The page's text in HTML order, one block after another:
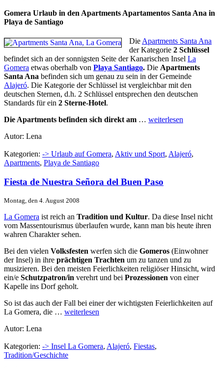
Gomera Urlaub in den Apartments Apartamentos Santa Ana in
Playa de Santiago
DieApartments Santa Ana
der Kategorie 2 Schlüssel
befindet sich an der sonnigsten Seite der Kanarischen Insel La
Gomera etwas oberhalb von Playa Santiago. Die Apartments
Santa Ana befinden sich um genau zu sein in der Gemeinde
Alajeró. Die Kategorie der Schlüssel ist vergleichbar mit den
deutschen Sternen, d.h. 2 Schlüssel entsprechen den deutschen
Standards für ein 2 Sterne-Hotel.
Die Apartments befinden sich direkt am … weiterlesen
Autor: Lena
Kategorien: -> Urlaub auf Gomera, Aktiv und Sport, Alajeró,
Apartments, Playa de Santiago
Fiesta de Nuestra Señora del Buen Paso
Montag, den 4. August 2008
La Gomera ist reich an Tradition und Kultur. Da diese Insel nicht
vom Massentourismus überlaufen wurde, kann man bis heute ihren
wahren Charakter sehen.
Bei den vielen Volksfesten werfen sich die Gomeros (Einwohner
der Insel) in ihre prächtigen Trachten um zu tanzen und zu
musizieren. Bei den meisten Feierlichkeiten religiöser Hinsicht, wird
ein/e Schutzpatron/in verehrt und bei Prozessionen von einer
Kapelle ins Dorf geholt.
So ist das auch der Fall bei einer der wichtigsten Feierlichkeiten auf
La Gomera, die … weiterlesen
Autor: Lena
Kategorien: -> Insel La Gomera, Alajeró, Fiestas,
Tradition/Geschichte